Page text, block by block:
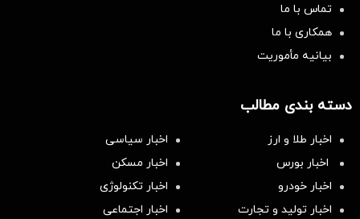
تماس با ما
همکاری با ما
بیانیه مأموریت
دسته بندی مطالب
اخبار طلا و ارز
اخبار سیاسی
اخبار بورس
اخبار مسکن
اخبار خودرو
اخبار تکنولوژی
اخبار تولید و تجارت
اخبار اجتماعی